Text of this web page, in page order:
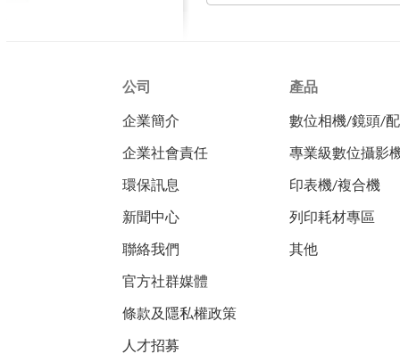
公司
企業簡介
企業社會責任
環保訊息
新聞中心
聯絡我們
官方社群媒體
條款及隱私權政策
人才招募
產品
數位相機/鏡頭/
專業級數位攝影
印表機/複合機
列印耗材專區
其他